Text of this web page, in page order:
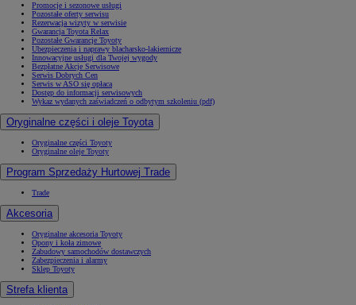
Promocje i sezonowe usługi
Pozostałe oferty serwisu
Rezerwacja wizyty w serwisie
Gwarancja Toyota Relax
Pozostałe Gwarancje Toyoty
Ubezpieczenia i naprawy blacharsko-lakiernicze
Innowacyjne usługi dla Twojej wygody
Bezpłatne Akcje Serwisowe
Serwis Dobrych Cen
Serwis w ASO się opłaca
Dostęp do informacji serwisowych
Wykaz wydanych zaświadczeń o odbytym szkoleniu (pdf)
Oryginalne części i oleje Toyota
Oryginalne części Toyoty
Oryginalne oleje Toyoty
Program Sprzedaży Hurtowej Trade
Trade
Akcesoria
Oryginalne akcesoria Toyoty
Opony i koła zimowe
Zabudowy samochodów dostawczych
Zabezpieczenia i alarmy
Sklep Toyoty
Strefa klienta